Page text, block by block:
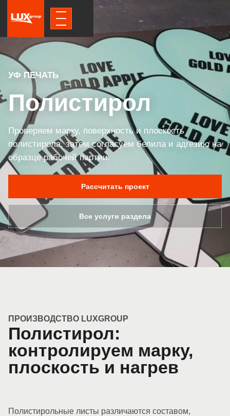
УФ ПЕЧАТЬ
Полистирол
Проверяем марку, поверхность и плоскость
полистирола, затем согласуем белила и адгезию на
образце рабочей партии.
Рассчитать проект
Все услуги раздела
ПРОИЗВОДСТВО LUXGROUP
Полистирол:
контролируем марку,
плоскость и нагрев
Полистирольные листы различаются составом,